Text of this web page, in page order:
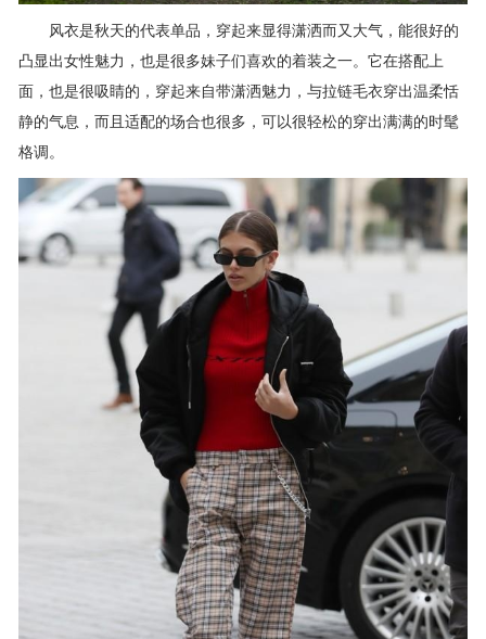
风衣是秋天的代表单品，穿起来显得潇洒而又大气，能很好的
凸显出女性魅力，也是很多妹子们喜欢的着装之一。它在搭配上
面，也是很吸睛的，穿起来自带潇洒魅力，与拉链毛衣穿出温柔恬
静的气息，而且适配的场合也很多，可以很轻松的穿出满满的时髦
格调。